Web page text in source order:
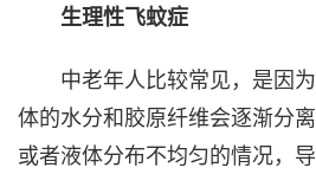
生理性飞蚊症
中老年人比较常见，是因为
体的水分和胶原纤维会逐渐分
或者液体分布不均匀的情况，